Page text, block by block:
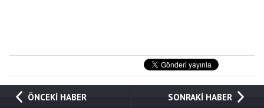
ÖNCEKİ HABER SONRAKİ HABER